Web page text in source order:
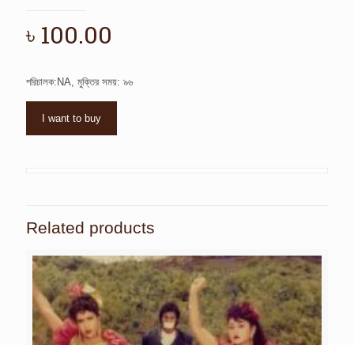
৳ 100.00
পরিচালক:NA, মুক্তির সময়: ৯৬
I want to buy
Related products